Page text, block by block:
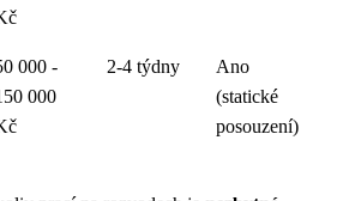
000 -
000
2-4 týdny
Ano
(statické
posouzení)